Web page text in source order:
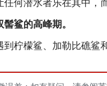
任何潜水者乐在其中，
鲨的高峰期。
柠檬鲨、加勒比礁鲨